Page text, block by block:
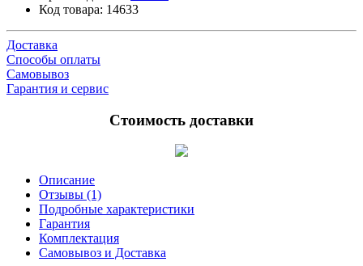
Код товара: 14633
Доставка
Способы оплаты
Самовывоз
Гарантия и сервис
Стоимость доставки
Описание
Отзывы (1)
Подробные характеристики
Гарантия
Комплектация
Самовывоз и Доставка